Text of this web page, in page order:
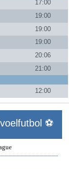
17:00
19:00
19:00
19:00
20:06
21:00
12:00
⚽